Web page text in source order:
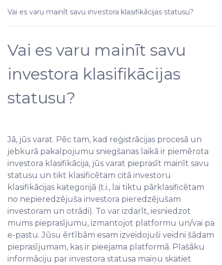
Vai es varu mainīt savu investora klasifikācijas statusu?
Vai es varu mainīt savu
investora klasifikācijas
statusu?
Jā, jūs varat. Pēc tam, kad reģistrācijas procesā un
jebkurā pakalpojumu sniegšanas laikā ir piemērota
investora klasifikācija, jūs varat pieprasīt mainīt savu
statusu un tikt klasificētam citā investoru
klasifikācijas kategorijā (t.i., lai tiktu pārklasificētam
no nepieredzējuša investora pieredzējušam
investoram un otrādi). To var izdarīt, iesniedzot
mums pieprasījumu, izmantojot platformu un/vai pa
e-pastu. Jūsu ērtībām esam izveidojuši veidni šādam
pieprasījumam, kas ir pieejama platformā. Plašāku
informāciju par investora statusa maiņu skatiet